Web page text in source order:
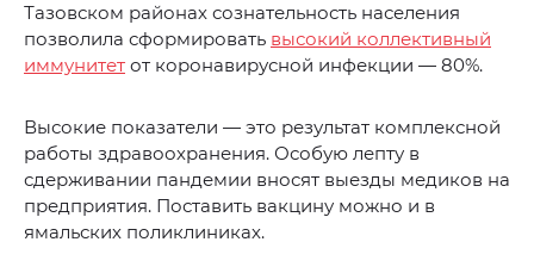
Тазовском районах сознательность населения
позволила сформировать высокий коллективный
иммунитет от коронавирусной инфекции — 80%.
Высокие показатели — это результат комплексной
работы здравоохранения. Особую лепту в
сдерживании пандемии вносят выезды медиков на
предприятия. Поставить вакцину можно и в
ямальских поликлиниках.